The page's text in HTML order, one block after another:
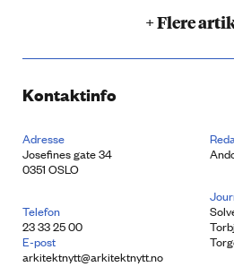
+ Flere
Kontaktinfo
Adresse
Josefines gate 34
0351 OSLO
Telefon
23 33 25 00
E-post
arkitektnytt@arkitektnytt.no